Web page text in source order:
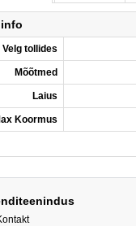
Velg tollides
Mõõtmed
Laius
Koormus